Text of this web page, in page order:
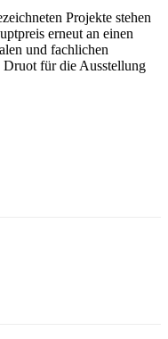
Projekte stehen
erneut an einen
und fachlichen
Druot für die Ausstellung